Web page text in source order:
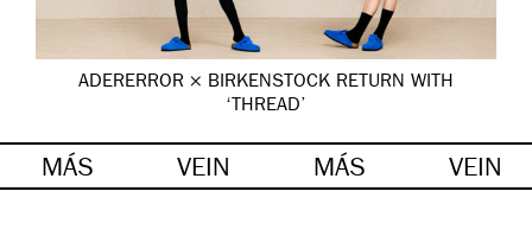
ADERERROR × BIRKENSTOCK RETURN WITH
‘THREAD’
MÁS VEIN MÁS VEIN